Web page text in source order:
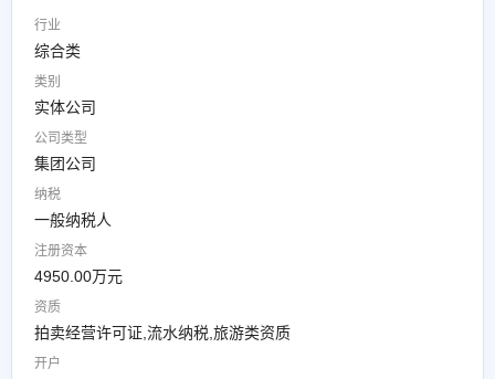
行业
综合类
类别
实体公司
公司类型
集团公司
纳税
一般纳税人
注册资本
4950.00万元
资质
拍卖经营许可证,流水纳税,旅游类资质
开户